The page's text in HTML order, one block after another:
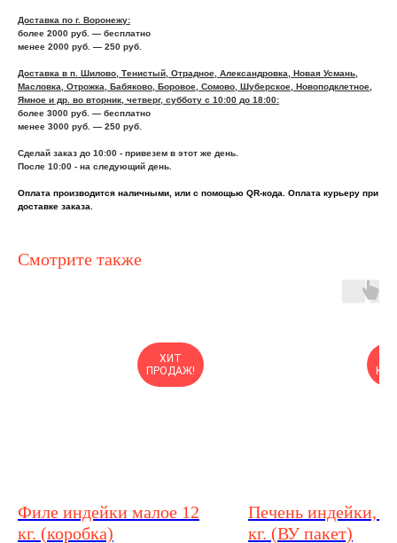
Доставка по г. Воронежу:
более 2000 руб. — бесплатно
менее 2000 руб. — 250 руб.
Доставка в п. Шилово, Тенистый, Отрадное, Александровка, Новая Усмань,
Масловка, Отрожка, Бабяково, Боровое, Сомово, Шуберское, Новоподклетное,
Ямное и др. во вторник, четверг, субботу с 10:00 до 18:00:
более 3000 руб. — бесплатно
менее 3000 руб. — 250 руб.
Сделай заказ до 10:00 - привезем в этот же день.
После 10:00 - на следующий день.
Оплата производится наличными, или с помощью QR-кода. Оплата курьеру при
доставке заказа.
Смотрите также
ХИТ
ПРОДАЖ!
Филе индейки малое 12
кг. (коробка)
Печень индейки,
кг. (ВУ пакет)